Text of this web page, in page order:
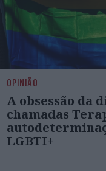
OPINIÃO
A obsessão da
chamadas
LGBTI+